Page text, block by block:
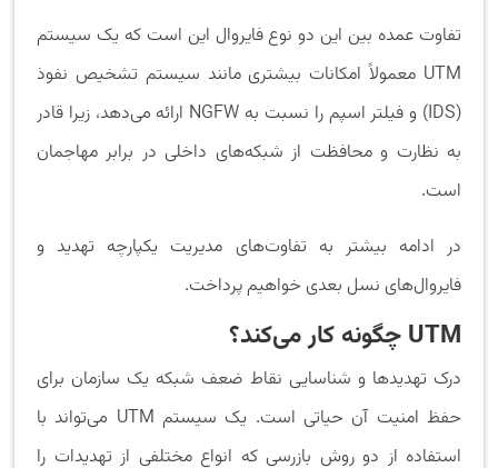
تفاوت عمده بین این دو نوع فایروال این است که یک سیستم
UTM معمولاً امکانات بیشتری مانند سیستم تشخیص نفوذ
(IDS) و فیلتر اسپم را نسبت به NGFW ارائه می‌دهد، زیرا قادر
به نظارت و محافظت از شبکه‌های داخلی در برابر مهاجمان
است.
در ادامه بیشتر به تفاوت‌های مدیریت یکپارچه تهدید و
فایروال‌های نسل بعدی خواهیم پرداخت.
UTM چگونه کار می‌کند؟
درک تهدیدها و شناسایی نقاط ضعف شبکه یک سازمان برای
حفظ امنیت آن حیاتی است. یک سیستم UTM می‌تواند با
استفاده از دو روش بازرسی که انواع مختلفی از تهدیدات را